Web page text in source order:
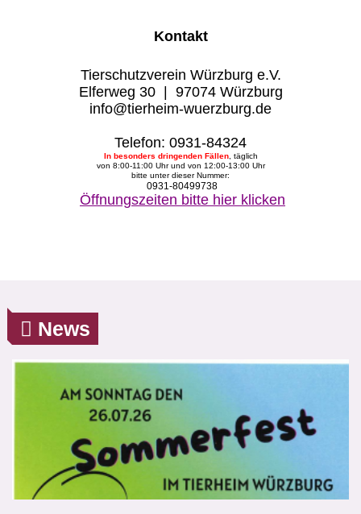
Mitgliedschaft
Patenschaft
Tierpension
Tipps zur Kleintierhaltung
Tierarzt
Geldspende
Sachspenden
Kontakt
Tierschutzverein Würzburg e.V.
Elferweg 30 | 97074 Würzburg
info@tierheim-wuerzburg.de
Telefon: 0931-84324
In besonders dringenden Fällen, täglich
von 8:00-11:00 Uhr und von 12:00-13:00 Uhr
bitte unter dieser Nummer:
0931-80499738
Öffnungszeiten bitte hier klicken
News